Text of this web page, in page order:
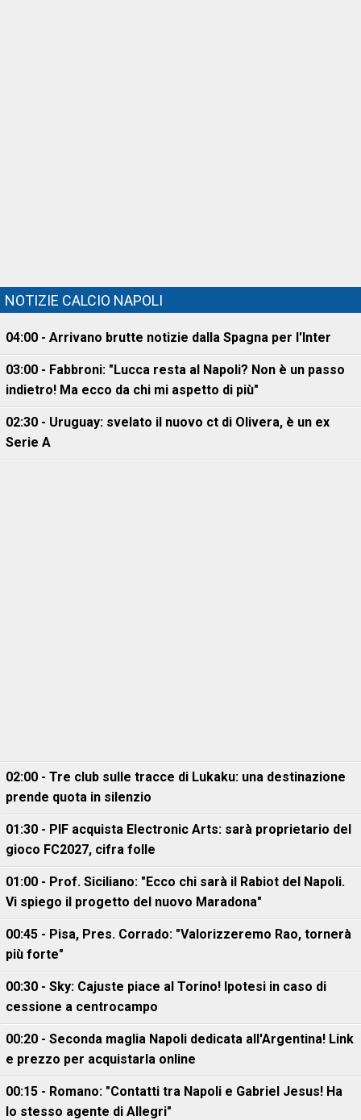
NOTIZIE CALCIO NAPOLI
04:00 - Arrivano brutte notizie dalla Spagna per l'Inter
03:00 - Fabbroni: "Lucca resta al Napoli? Non è un passo
indietro! Ma ecco da chi mi aspetto di più"
02:30 - Uruguay: svelato il nuovo ct di Olivera, è un ex
Serie A
02:00 - Tre club sulle tracce di Lukaku: una destinazione
prende quota in silenzio
01:30 - PIF acquista Electronic Arts: sarà proprietario del
gioco FC2027, cifra folle
01:00 - Prof. Siciliano: "Ecco chi sarà il Rabiot del Napoli.
Vi spiego il progetto del nuovo Maradona"
00:45 - Pisa, Pres. Corrado: "Valorizzeremo Rao, tornerà
più forte"
00:30 - Sky: Cajuste piace al Torino! Ipotesi in caso di
cessione a centrocampo
00:20 - Seconda maglia Napoli dedicata all'Argentina! Link
e prezzo per acquistarla online
00:15 - Romano: "Contatti tra Napoli e Gabriel Jesus! Ha
lo stesso agente di Allegri"